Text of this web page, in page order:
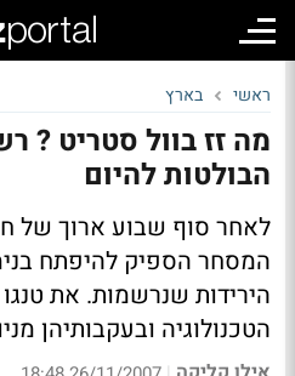
ראשי בארץ
מה זז בוול סטריט ?
הבולטות להיום
לאחר סוף שבוע ארוך של
המסחר הספיק להיפתח
הירידות שנרשמות. את טנגו
הטכנולוגיה ובעקבותיהן